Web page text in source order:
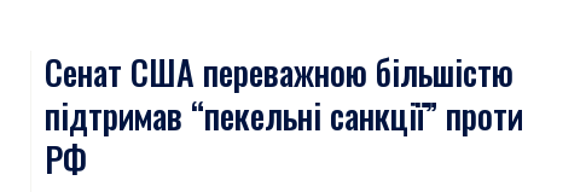
Сенат США переважною більшістю
підтримав “пекельні санкції” проти
РФ